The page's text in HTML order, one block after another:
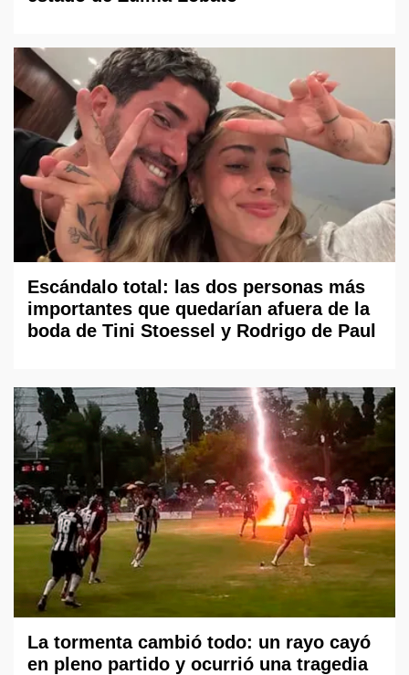
Escándalo total: las dos personas más
importantes que quedarían afuera de la
boda de Tini Stoessel y Rodrigo de Paul
La tormenta cambió todo: un rayo cayó
en pleno partido y ocurrió una tragedia